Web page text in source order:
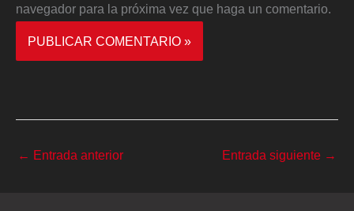
navegador para la próxima vez que haga un comentario.
← Entrada anterior Entrada siguiente →